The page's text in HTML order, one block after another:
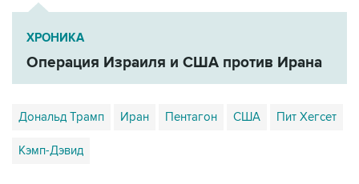
ХРОНИКА
Операция Израиля и США против Ирана
Дональд Трамп Иран Пентагон США Пит Хегсет
Кэмп-Дэвид